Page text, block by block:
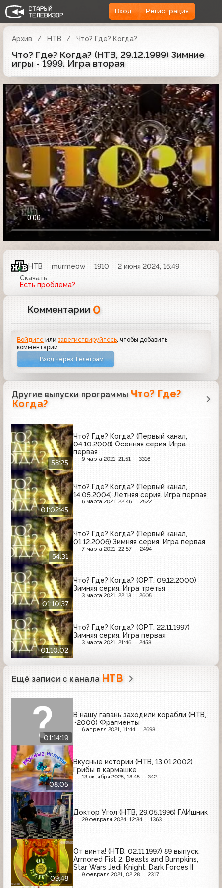
Вход Регистрация
Архив НТВ Что? Где? Когда?
Что? Где? Когда? (НТВ, 29.12.1999) Зимние
игры - 1999. Игра вторая
НТВ murmeow 1910
2 июня 2024, 16:49
Скачать
Есть проблема?
Комментарии 0
Войдите илизарегистрируйтесь, чтобы добавить
комментарий
Вход через Телеграм
Другие выпуски программы Что? Где?
Когда?
58:25
Что? Где? Когда? (Первый канал,
04.10.2008) Осенняя серия. Игра
первая
9 марта 2021, 21:51 3316
01:02:45
Что? Где? Когда? (Первый канал,
14.05.2004) Летняя серия. Игра первая
6 марта 2021, 22:46 2522
54:31
Что? Где? Когда? (Первый канал,
01.12.2006) Зимняя серия. Игра первая
7 марта 2021, 22:57 2494
01:10:37
Что? Где? Когда? (ОРТ, 09.12.2000)
Зимняя серия. Игра третья
3 марта 2021, 22:13 2605
01:10:02
Что? Где? Когда? (ОРТ, 22.11.1997)
Зимняя серия. Игра первая
3 марта 2021, 21:46 2458
Ещё записи с канала НТВ
01:14:19
В нашу гавань заходили корабли (НТВ,
~2000) Фрагменты
6 апреля 2021, 11:44 2698
08:05
Вкусные истории (НТВ, 13.01.2002)
Грибы в кармашке
13 октября 2025, 18:45 342
Доктор Угол (НТВ, 29.05.1996) ГАИшник
29 февраля 2024, 12:34 1363
09:48
От винта! (НТВ, 02.11.1997) 89 выпуск.
Armored Fist 2, Beasts and Bumpkins,
Star Wars Jedi Knight: Dark Forces II
9 февраля 2021, 02:28 2317